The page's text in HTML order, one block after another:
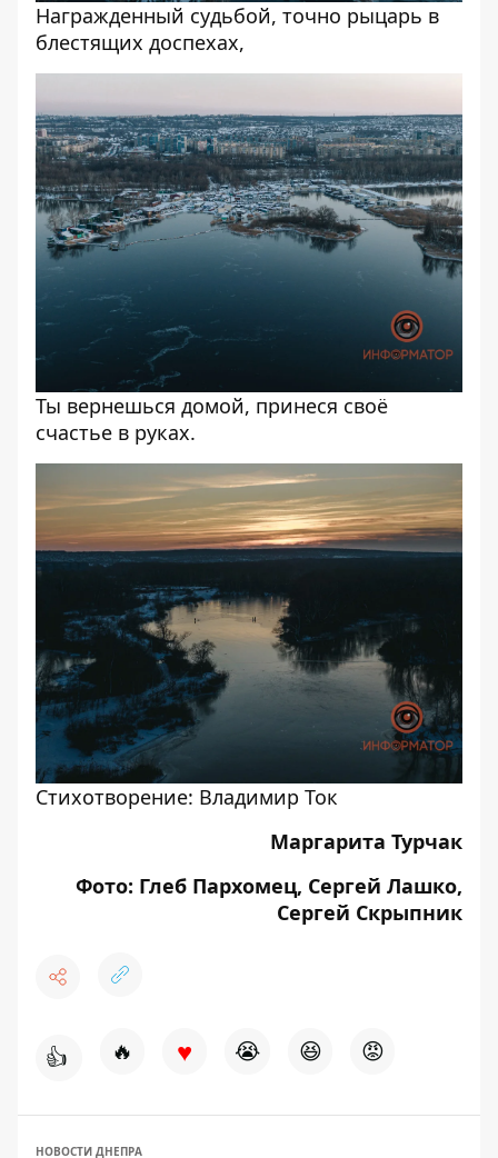
Награжденный судьбой, точно рыцарь в
блестящих доспехах,
Ты вернешься домой, принеся своё
счастье в руках.
Стихотворение: Владимир Ток
Маргарита Турчак
Фото: Глеб Пархомец, Сергей Лашко,
Сергей Скрыпник
👍 🔥 ♥ 😭 😆 😡
НОВОСТИ ДНЕПРА